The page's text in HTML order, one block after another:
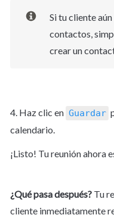
Si tu cliente
contactos,
crear un
4. Haz clic en Guardar
calendario.
¡Listo! Tu reunión ahora
¿Qué pasa después? Tu
cliente inmediatamente